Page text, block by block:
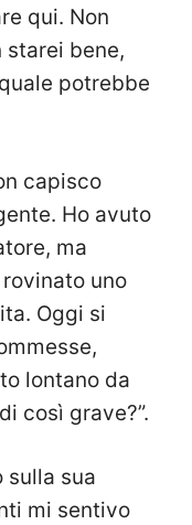
qui. Non
starei bene,
potrebbe
capisco
Ho avuto
ma
uno
Oggi si
lontano da
così grave?”.
sulla sua
mi sentivo